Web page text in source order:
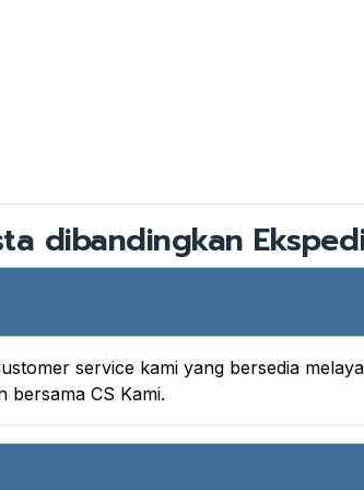
dibandingkan
service kami yang bersedia
bersama CS Kami.